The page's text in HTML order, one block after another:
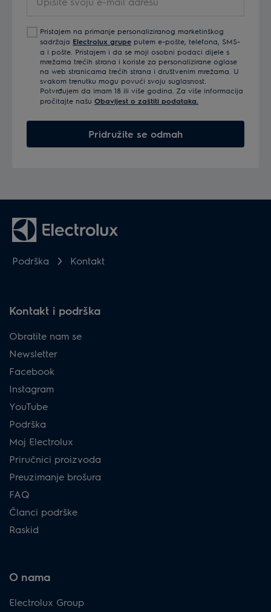
svoju
mail
adresu
Pristajem na primanje personaliziranog marketinškog
sadržaja Electrolux grupe putem e-pošte, telefona, SMS-
a i pošte. Pristajem i da se moji osobni podaci dijele s
mrežama trećih strana i koriste za personalizirane oglase
na web stranicama trećih strana i društvenim mrežama. U
svakom trenutku mogu povući svoju suglasnost.
Potvrđujem da imam 18 ili više godina. Za više informacija
pročitajte našu Obavijest o zaštiti podataka.
Pridružite se odmah
Podrška Kontakt
Kontakt i podrška
Obratite nam se
Newsletter
Facebook
Instagram
YouTube
Podrška
Moj Electrolux
Priručnici proizvoda
Preuzimanje brošura
FAQ
Članci podrške
Raskid
O nama
Electrolux Group